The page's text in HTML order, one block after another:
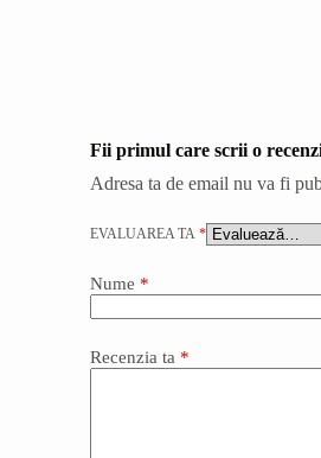
Fii primul care scrii o
Adresa ta de email nu va fi
EVALUAREA TA *
Nume *
Recenzia ta *